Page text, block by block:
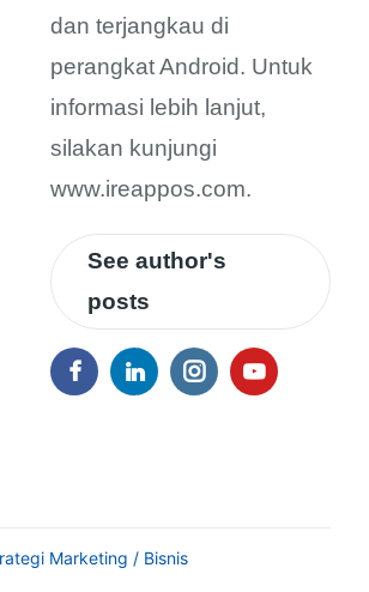
dan terjangkau di
perangkat Android. Untuk
informasi lebih lanjut,
silakan kunjungi
www.ireappos.com.
See author's
posts
Marketing / Bisnis